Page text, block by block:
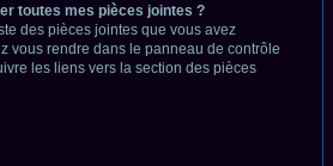
toutes mes pièces jointes ?
des pièces jointes que vous avez
vous rendre dans le panneau de contrôle
les liens vers la section des pièces